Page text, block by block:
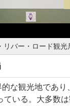
リバー・ロード観光
な観光地であり
いる。大多数は